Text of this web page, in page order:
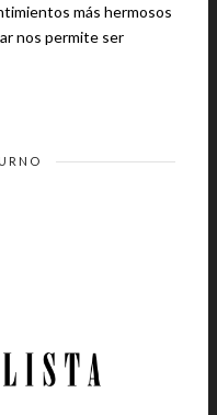
nos permite ser